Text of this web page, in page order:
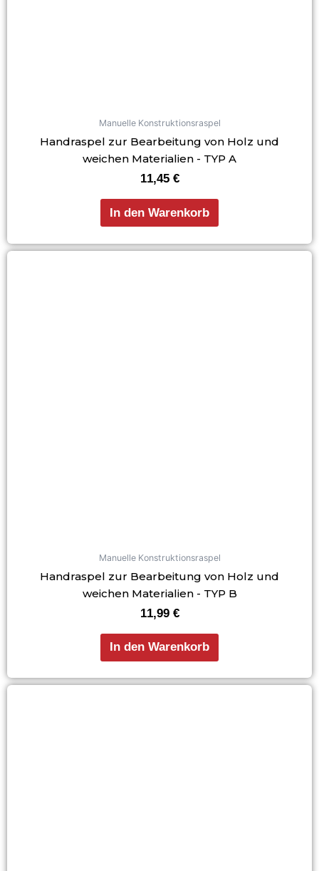
Manuelle Konstruktionsraspel
Handraspel zur Bearbeitung von Holz und
weichen Materialien - TYP A
11,45 €
In den Warenkorb
Manuelle Konstruktionsraspel
Handraspel zur Bearbeitung von Holz und
weichen Materialien - TYP B
11,99 €
In den Warenkorb